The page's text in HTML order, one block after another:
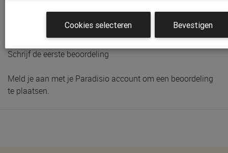
Klantenbeoordelingen
Schrijf de eerste beoordeling
Meld je aan met je Paradisio account om een beoordeling
te plaatsen.
Cookies selecteren Bevestigen